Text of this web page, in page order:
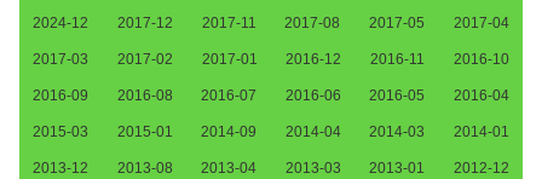
2024-12 2017-12 2017-11 2017-08 2017-05 2017-04
2017-03 2017-02 2017-01 2016-12 2016-11 2016-10
2016-09 2016-08 2016-07 2016-06 2016-05 2016-04
2015-03 2015-01 2014-09 2014-04 2014-03 2014-01
2013-12 2013-08 2013-04 2013-03 2013-01 2012-12